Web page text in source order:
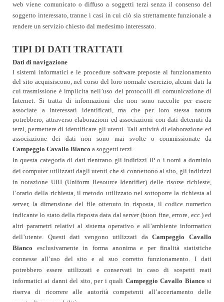
web viene comunicato o diffuso a soggetti terzi senza il consenso del
soggetto interessato, tranne i casi in cui ciò sia strettamente funzionale a
rendere un servizio chiesto dal medesimo interessato.
TIPI DI DATI TRATTATI
Dati di navigazione
I sistemi informatici e le procedure software preposte al funzionamento
del sito acquisiscono, nel corso del loro normale esercizio, alcuni dati la
cui trasmissione è implicita nell’uso dei protocolli di comunicazione di
Internet. Si tratta di informazioni che non sono raccolte per essere
associate a interessati identificati, ma che per loro stessa natura
potrebbero, attraverso elaborazioni ed associazioni con dati detenuti da
terzi, permettere di identificare gli utenti. Tali attività di elaborazione ed
associazione dei dati non sono mai svolte o commissionate da
Campeggio Cavallo Bianco a soggetti terzi.
In questa categoria di dati rientrano gli indirizzi IP o i nomi a dominio
dei computer utilizzati dagli utenti che si connettono al sito, gli indirizzi
in notazione URI (Uniform Resource Identifier) delle risorse richieste,
l’orario della richiesta, il metodo utilizzato nel sottoporre la richiesta al
server, la dimensione del file ottenuto in risposta, il codice numerico
indicante lo stato della risposta data dal server (buon fine, errore, ecc.) ed
altri parametri relativi al sistema operativo e all’ambiente informatico
dell’utente. Questi dati vengono utilizzati da Campeggio Cavallo
Bianco
esclusivamente in forma anonima e per finalità statistiche
connesse all’uso del sito e al suo corretto funzionamento. I dati
potrebbero essere utilizzati e conservati in caso di sospetti reati
informatici ai danni del sito, per i quali Campeggio Cavallo Bianco si
riserva di ricorrere alle autorità competenti all’accertamento delle